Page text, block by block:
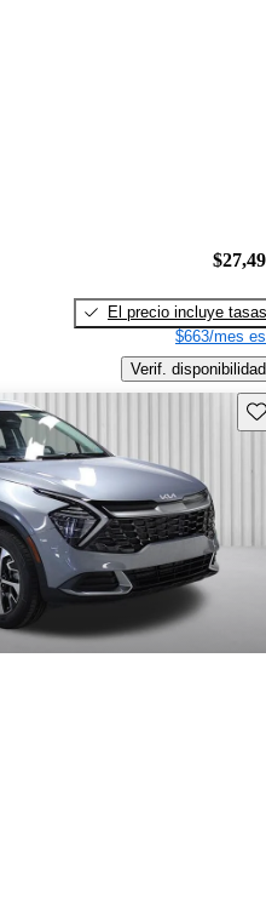
El precio incluye tasas
$663/mes
Verif. disponibilidad